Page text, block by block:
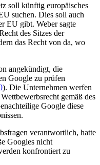
soll künftig europäisches
suchen. Dies soll auch
EU gibt. Weber sagte
des Sitzes der
das Recht von da, wo
angekündigt, die
Google zu prüfen
). Die Unternehmen werfen
gemäß des
Google diese
verantwortlich, hatte
Googles nicht
konfrontiert zu